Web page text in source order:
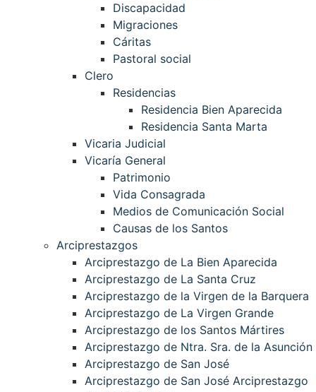
Discapacidad
Migraciones
Cáritas
Pastoral social
Clero
Residencias
Residencia Bien Aparecida
Residencia Santa Marta
Vicaria Judicial
Vicaría General
Patrimonio
Vida Consagrada
Medios de Comunicación Social
Causas de los Santos
Arciprestazgos
Arciprestazgo de La Bien Aparecida
Arciprestazgo de La Santa Cruz
Arciprestazgo de la Virgen de la Barquera
Arciprestazgo de La Virgen Grande
Arciprestazgo de los Santos Mártires
Arciprestazgo de Ntra. Sra. de la Asunción
Arciprestazgo de San José
Arciprestazgo de San José Arciprestazgo